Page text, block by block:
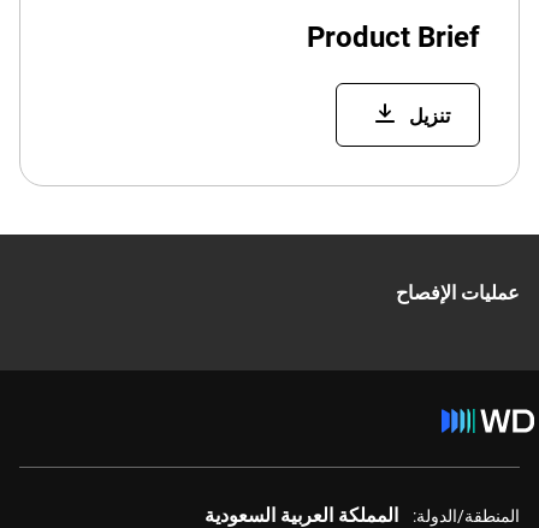
Product Brief
تنزيل
عمليات الإفصاح
المنطقة/الدولة: المملكة العربية السعودية